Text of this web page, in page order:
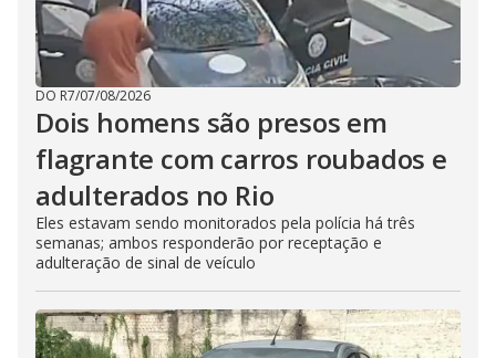
DO R7/07/08/2026
Dois homens são presos em
flagrante com carros roubados e
adulterados no Rio
Eles estavam sendo monitorados pela polícia há três
semanas; ambos responderão por receptação e
adulteração de sinal de veículo